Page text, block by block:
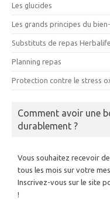
Les glucides
Les grands principes du
Substituts de repas Herbalife
Planning repas
Protection contre le stress
Comment avoir une
durablement ?
Vous souhaitez recevoir
tous les mois sur votre
Inscrivez-vous sur le site
!